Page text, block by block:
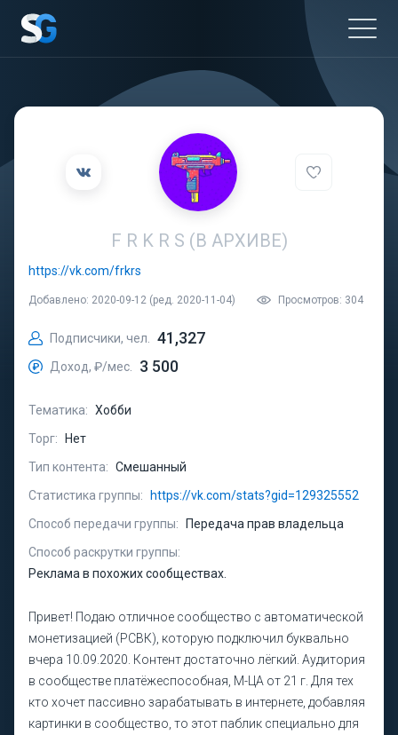
F R K R S (В АРХИВЕ)
https://vk.com/frkrs
Добавлено: 2020-09-12 (ред. 2020-11-04) Просмотров: 304
Подписчики, чел. 41,327
Доход, ₽/мес. 3 500
Тематика: Хобби
Торг:
Нет
Тип контента: Смешанный
Статистика группы:
https://vk.com/stats?gid=129325552
Способ передачи группы:
Передача прав владельца
Способ раскрутки группы:
Реклама в похожих сообществах.
Привет! Подаю отличное сообщество с автоматической
монетизацией (РСВК), которую подключил буквально
вчера 10.09.2020. Контент достаточно лёгкий. Аудитория
в сообществе платёжеспособная, М-ЦА от 21 г. Для тех
кто хочет пассивно зарабатывать в интернете, добавляя
картинки в сообщество, то этот паблик специально для